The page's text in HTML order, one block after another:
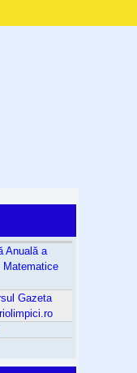
Anuală a
Gazeta